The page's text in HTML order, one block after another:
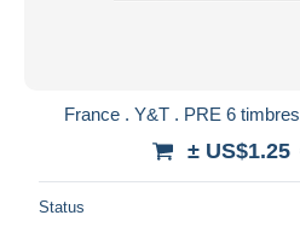
France . Y&T . PRE 6
± US$1.25
Status